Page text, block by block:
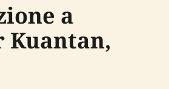
a
Kuantan,